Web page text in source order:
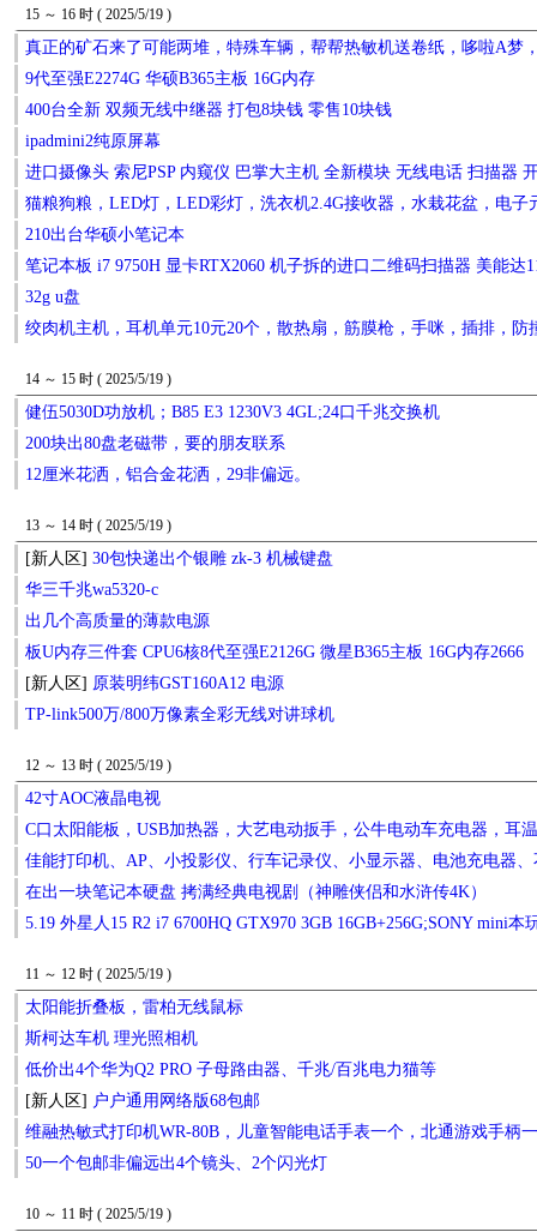
15 ～ 16 时 ( 2025/5/19 )
真正的矿石来了可能两堆，特殊车辆，帮帮热敏机送卷纸，哆啦A梦
9代至强E2274G 华硕B365主板 16G内存
400台全新 双频无线中继器 打包8块钱 零售10块钱
ipadmini2纯原屏幕
进口摄像头 索尼PSP 内窥仪 巴掌大主机 全新模块 无线电话 扫描器
猫粮狗粮，LED灯，LED彩灯，洗衣机2.4G接收器，水栽花盆，电
210出台华硕小笔记本
笔记本板 i7 9750H 显卡RTX2060 机子拆的进口二维码扫描器 美能达
32g u盘
绞肉机主机，耳机单元10元20个，散热扇，筋膜枪，手咪，插排，防
14 ～ 15 时 ( 2025/5/19 )
健伍5030D功放机；B85 E3 1230V3 4GL;24口千兆交换机
200块出80盘老磁带，要的朋友联系
12厘米花洒，铝合金花洒，29非偏远。
13 ～ 14 时 ( 2025/5/19 )
[新人区] 30包快递出个银雕 zk-3 机械键盘
华三千兆wa5320-c
出几个高质量的薄款电源
板U内存三件套 CPU6核8代至强E2126G 微星B365主板 16G内存2666
[新人区] 原装明纬GST160A12 电源
TP-link500万/800万像素全彩无线对讲球机
12 ～ 13 时 ( 2025/5/19 )
42寸AOC液晶电视
C口太阳能板，USB加热器，大艺电动扳手，公牛电动车充电器，耳
佳能打印机、AP、小投影仪、行车记录仪、小显示器、电池充电器
在出一块笔记本硬盘 拷满经典电视剧（神雕侠侣和水浒传4K）
5.19 外星人15 R2 i7 6700HQ GTX970 3GB 16GB+256G;SONY mini本
11 ～ 12 时 ( 2025/5/19 )
太阳能折叠板，雷柏无线鼠标
斯柯达车机 理光照相机
低价出4个华为Q2 PRO 子母路由器、千兆/百兆电力猫等
[新人区] 户户通用网络版68包邮
维融热敏式打印机WR-80B，儿童智能电话手表一个，北通游戏手柄
50一个包邮非偏远出4个镜头、2个闪光灯
10 ～ 11 时 ( 2025/5/19 )